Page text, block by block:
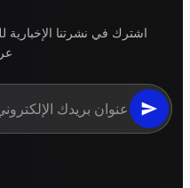
اشترك في نشرتنا الإخبارية